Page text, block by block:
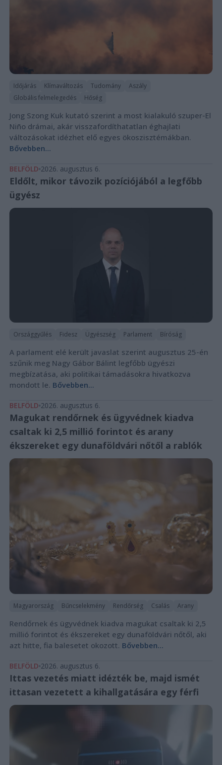
Időjárás Klímaváltozás Tudomány
Aszály
Globális felmelegedés
Hőség
Jong Szong Kuk kutató szerint a most kialakuló szuper-El
Niño drámai, akár visszafordíthatatlan éghajlati
változásokat idézhet elő egyes ökoszisztémákban.
Bővebben...
BELFÖLD 2026. augusztus 6.
Eldőlt, mikor távozik pozíciójából a legfőbb
ügyész
Országgyűlés Fidesz Ügyészség Parlament Bíróság
A parlament elé került javaslat szerint augusztus 25-én
szűnik meg Nagy Gábor Bálint legfőbb ügyészi
megbízatása, aki politikai támadásokra hivatkozva
mondott le. Bővebben...
BELFÖLD 2026. augusztus 6.
Magukat rendőrnek és ügyvédnek kiadva
csaltak ki 2,5 millió forintot és arany
ékszereket egy dunaföldvári nőtől a rablók
Magyarország Bűncselekmény Rendőrség Csalás Arany
Rendőrnek és ügyvédnek kiadva magukat csaltak ki 2,5
millió forintot és ékszereket egy dunaföldvári nőtől, aki
azt hitte, fia balesetet okozott. Bővebben...
BELFÖLD 2026. augusztus 6.
Ittas vezetés miatt idézték be, majd ismét
ittasan vezetett a kihallgatására egy férfi